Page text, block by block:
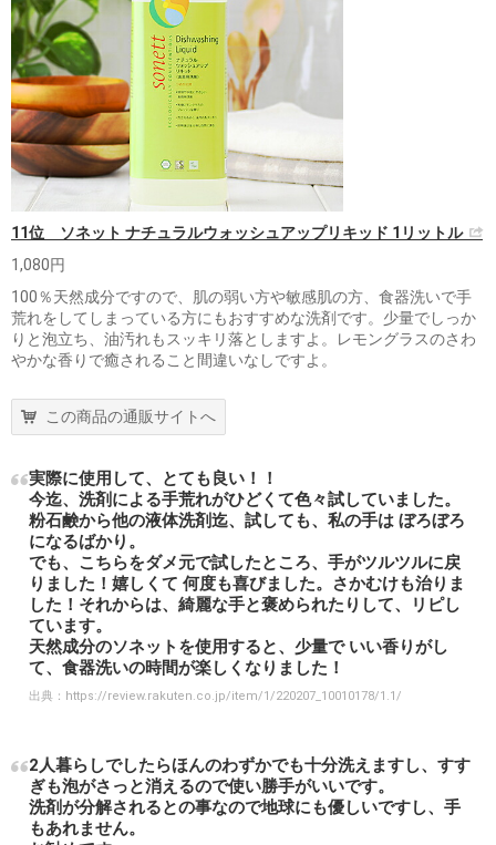
11位 ソネット ナチュラルウォッシュアップリキッド 1リットル
1,080円
100％天然成分ですので、肌の弱い方や敏感肌の方、食器洗いで手
荒れをしてしまっている方にもおすすめな洗剤です。少量でしっか
りと泡立ち、油汚れもスッキリ落としますよ。レモングラスのさわ
やかな香りで癒されること間違いなしですよ。
この商品の通販サイトへ
実際に使用して、とても良い！！
今迄、洗剤による手荒れがひどくて色々試していました。
粉石鹸から他の液体洗剤迄、試しても、私の手は ぼろぼろ
になるばかり。
でも、こちらをダメ元で試したところ、手がツルツルに戻
りました！嬉しくて 何度も喜びました。さかむけも治りま
した！それからは、綺麗な手と褒められたりして、リピし
ています。
天然成分のソネットを使用すると、少量で いい香りがし
て、食器洗いの時間が楽しくなりました！
出典： https://review.rakuten.co.jp/item/1/220207_10010178/1.1/
2人暮らしでしたらほんのわずかでも十分洗えますし、すす
ぎも泡がさっと消えるので使い勝手がいいです。
洗剤が分解されるとの事なので地球にも優しいですし、手
もあれません。